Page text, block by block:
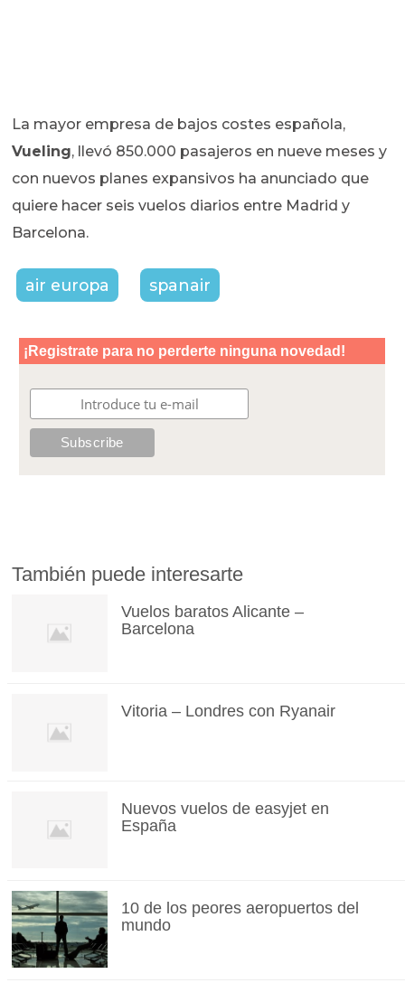
La mayor empresa de bajos costes española,
Vueling, llevó 850.000 pasajeros en nueve meses y
con nuevos planes expansivos ha anunciado que
quiere hacer seis vuelos diarios entre Madrid y
Barcelona.
air europa spanair
También puede interesarte
Vuelos baratos Alicante –
Barcelona
Vitoria – Londres con Ryanair
Nuevos vuelos de easyjet en
España
10 de los peores aeropuertos del
mundo